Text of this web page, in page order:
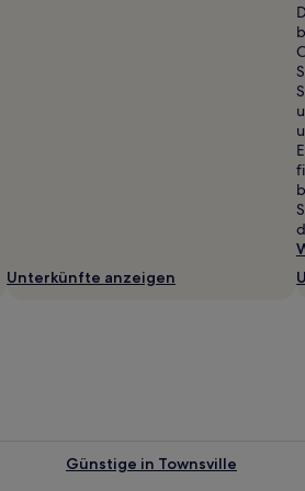
Unterkünfte anzeigen
Günstige in Townsville